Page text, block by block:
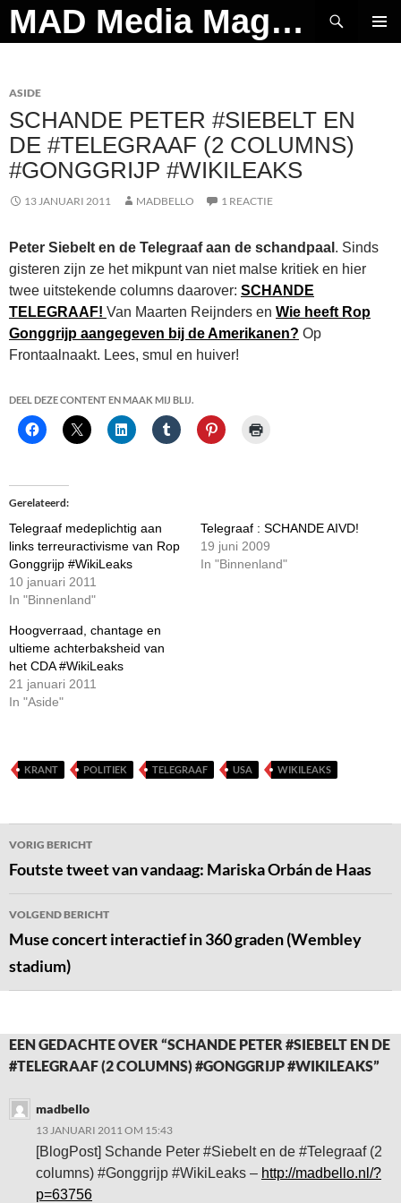
Ga
naar
MAD Media Magazine
Zoeken
ASIDE
SCHANDE PETER #SIEBELT EN
DE #TELEGRAAF (2 COLUMNS)
#GONGGRIJP #WIKILEAKS
13 JANUARI 2011 MADBELLO 1 REACTIE
Peter Siebelt en de Telegraaf aan de schandpaal . Sinds
gisteren zijn ze het mikpunt van niet malse kritiek en hier
twee uitstekende columns daarover: SCHANDE
TELEGRAAF! Van Maarten Reijnders en Wie heeft Rop
Gonggrijp aangegeven bij de Amerikanen? Op
Frontaalnaakt. Lees, smul en huiver!
DEEL DEZE CONTENT EN MAAK MIJ BLIJ.
Gerelateerd
Telegraaf medeplichtig aan
links terreuractivisme van Rop
Gonggrijp #WikiLeaks
10 januari 2011
In "Binnenland"
Telegraaf : SCHANDE AIVD!
19 juni 2009
In "Binnenland"
Hoogverraad, chantage en
ultieme achterbaksheid van
het CDA #WikiLeaks
21 januari 2011
In "Aside"
KRANT POLITIEK TELEGRAAF USA WIKILEAKS
Bericht
navigatie
VORIG BERICHT
Foutste tweet van vandaag: Mariska Orbán de Haas
VOLGEND BERICHT
Muse concert interactief in 360 graden (Wembley
stadium)
EEN GEDACHTE OVER “SCHANDE PETER #SIEBELT EN DE
#TELEGRAAF (2 COLUMNS) #GONGGRIJP #WIKILEAKS”
madbello
13 JANUARI 2011 OM 15:43
[BlogPost] Schande Peter #Siebelt en de #Telegraaf (2
columns) #Gonggrijp #WikiLeaks – http://madbello.nl/?
p=63756